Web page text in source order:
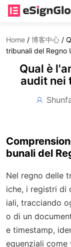
Home / 博客中心 /
tribunali del Regno
Qual è
audit nei
bunali del
Nel regno delle
iche, i registri di
iali, tracciando
o di un
e timestamp,
equenziali